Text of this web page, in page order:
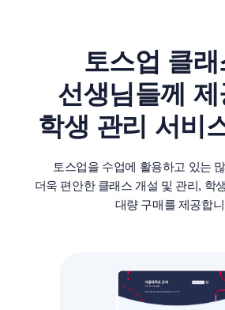
토스업 클
선생님들께
학생 관리 서비
토스업을 수업에 활용하고 있는
더욱 편안한 클래스 개설 및 관리, 학
대량 구매를 제공합